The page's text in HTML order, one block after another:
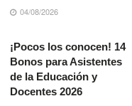
04/08/2026
¡Pocos los conocen! 14
Bonos para Asistentes
de la Educación y
Docentes 2026